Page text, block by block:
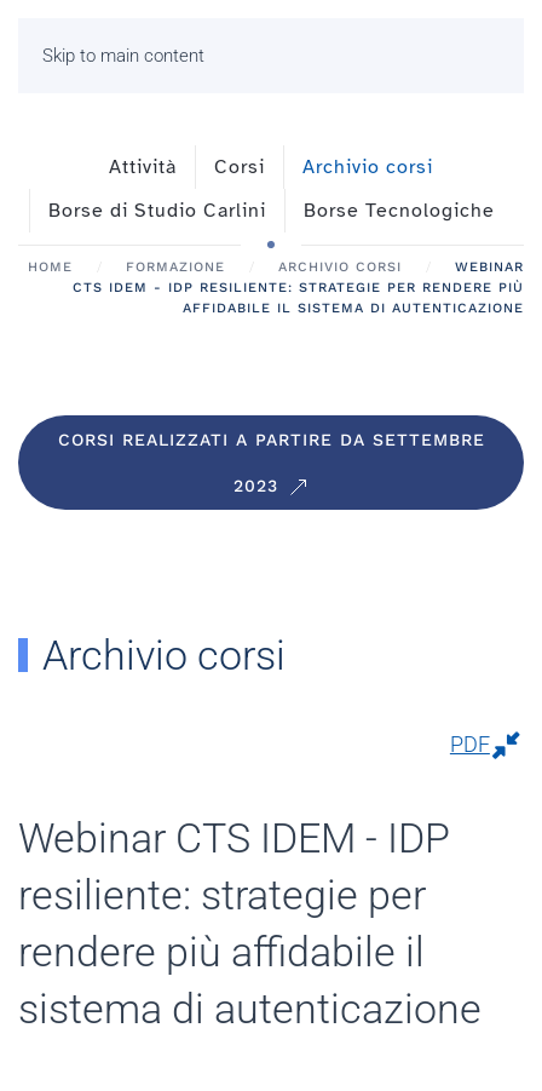
Skip to main content
Attività Corsi
Archivio corsi
Borse di Studio Carlini
Borse Tecnologiche
HOME FORMAZIONE ARCHIVIO CORSI
WEBINAR
CTS IDEM - IDP RESILIENTE: STRATEGIE PER RENDERE PIÙ
AFFIDABILE IL SISTEMA DI AUTENTICAZIONE
CORSI REALIZZATI A PARTIRE DA SETTEMBRE
2023
Archivio corsi
PDF
Webinar CTS IDEM - IDP
resiliente: strategie per
rendere più affidabile il
sistema di autenticazione